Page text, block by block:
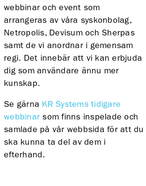
webbinar och event som
arrangeras av våra syskonbolag,
Netropolis, Devisum och Sherpas
samt de vi anordnar i gemensam
regi. Det innebär att vi kan erbjuda
dig som användare ännu mer
kunskap.
Se gärna KR Systems tidigare
webbinar som finns inspelade och
samlade på vår webbsida för att du
ska kunna ta del av dem i
efterhand.